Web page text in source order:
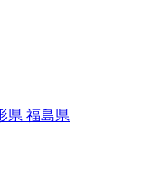
県 福島県